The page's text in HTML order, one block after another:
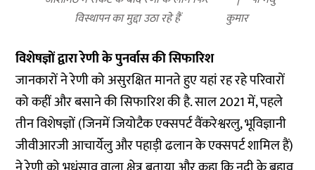
विस्थापन का मुद्दा उठा रहे हैं
कुमार
विशेषज्ञों द्वारा रेणी के पुनर्वास की सिफारिश
जानकारों ने रेणी को असुरक्षित मानते हुए यहां रह रहे परिवारों
को कहीं और बसाने की सिफारिश की है. साल 2021 में, पहले
तीन विशेषज्ञों (जिनमें जियोटैक एक्सपर्ट वैंकरेश्वरलु, भूविज्ञानी
जीवीआरजी आचार्येलु और पहाड़ी ढलान के एक्सपर्ट शामिल हैं)